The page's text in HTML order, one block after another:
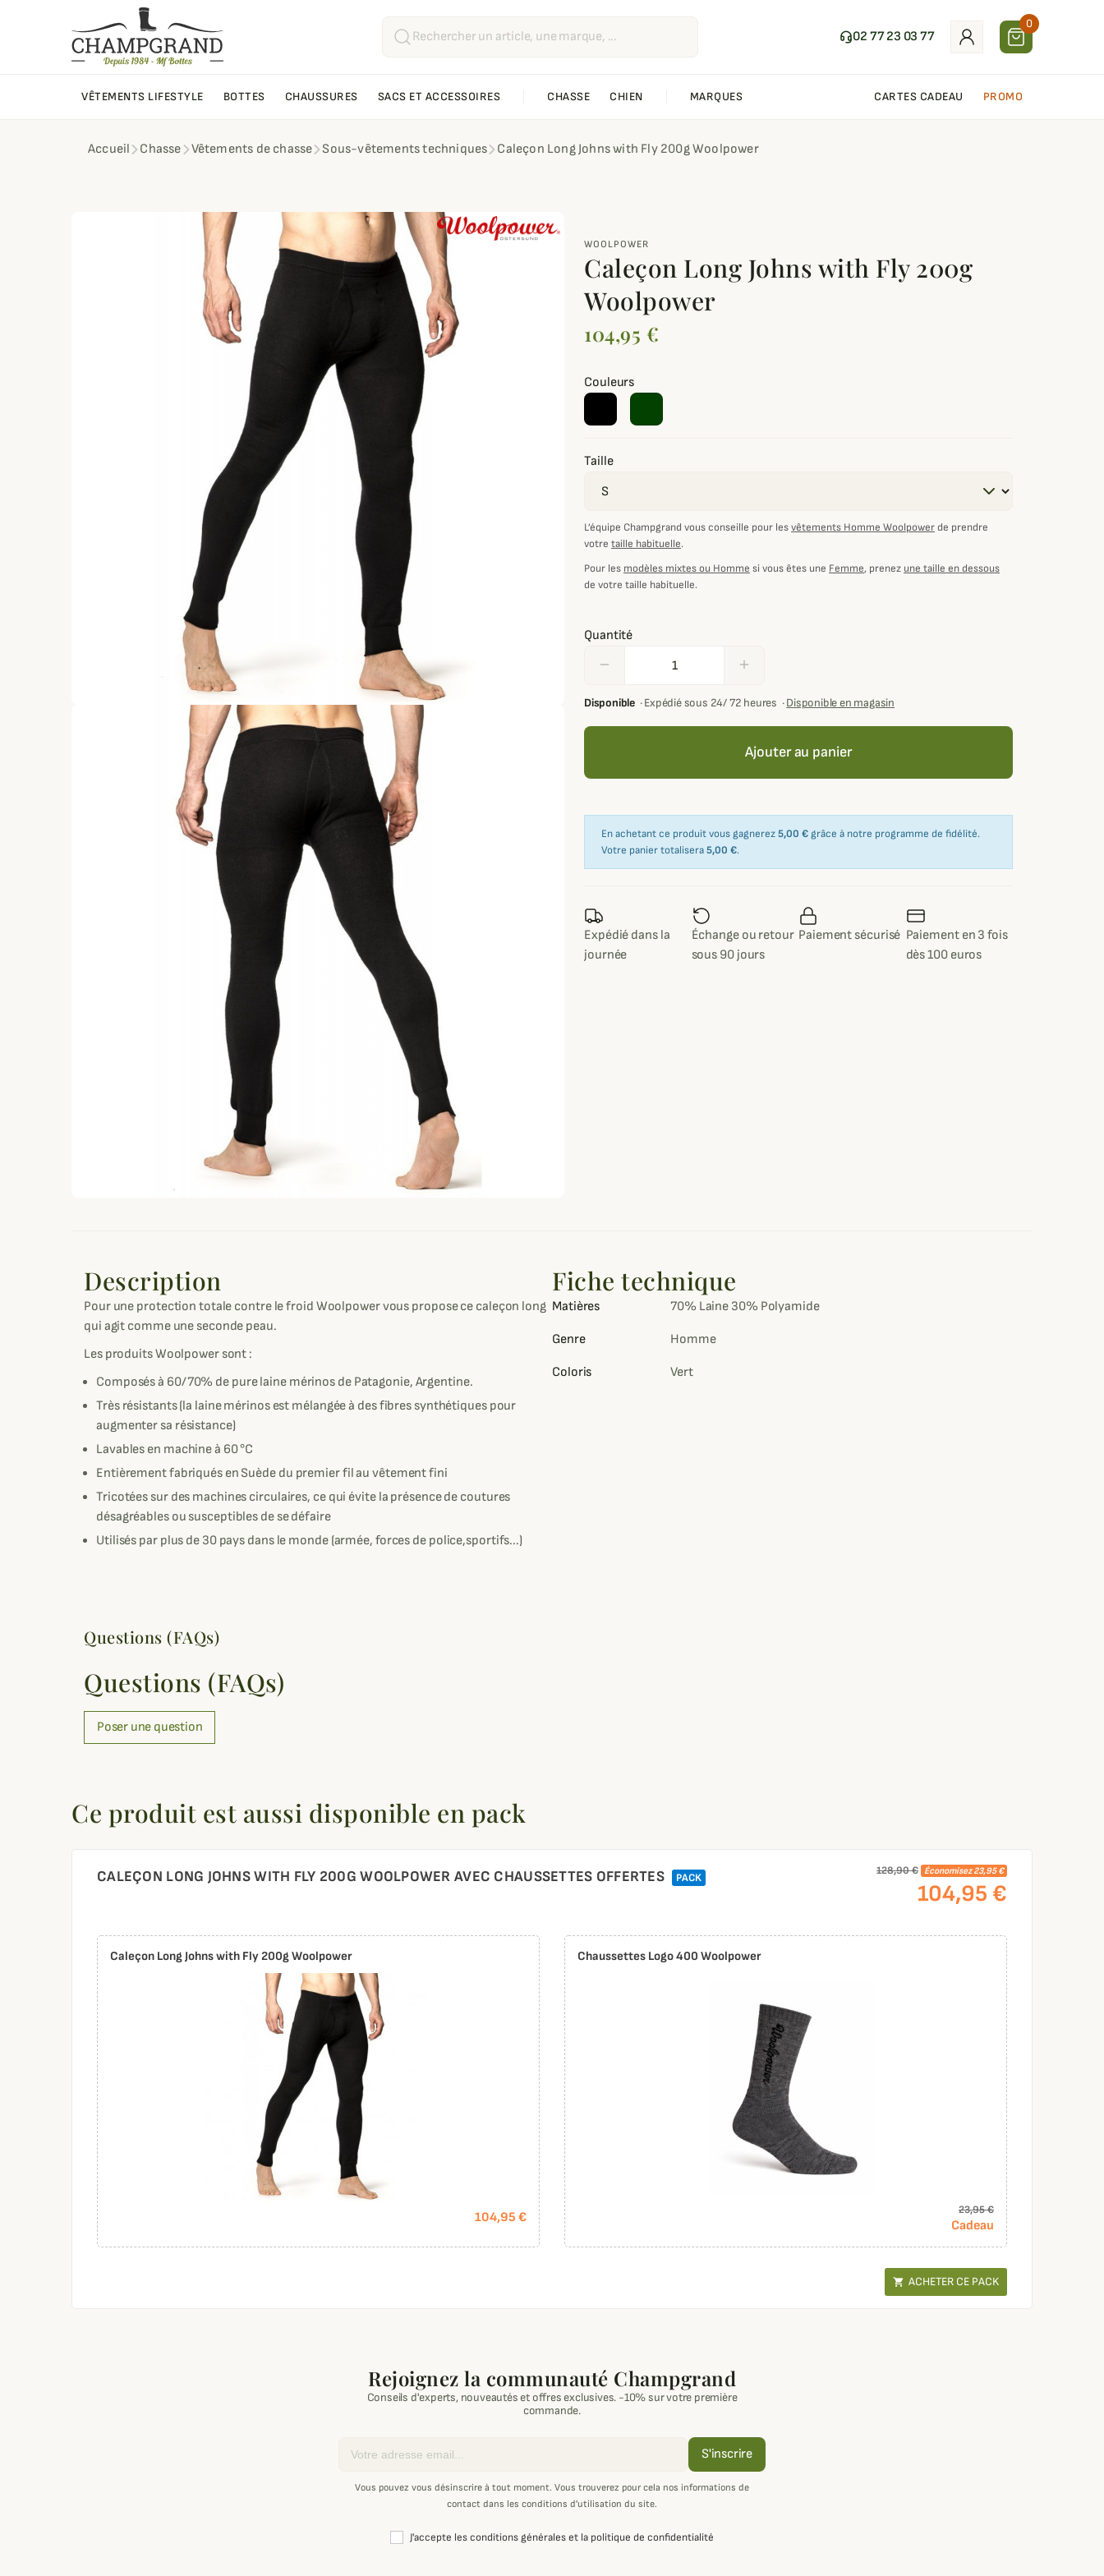
02 77 23 03 77
0
VÊTEMENTS LIFESTYLE BOTTES CHAUSSURES SACS ET ACCESSOIRES CHASSE CHIEN MARQUES CARTES CADEAU PROMO
Accueil Chasse Vêtements de chasse Sous-vêtements techniques Caleçon Long Johns with Fly 200g Woolpower
WOOLPOWER
Caleçon Long Johns with Fly 200g
Woolpower
104,95 €
Couleurs
Taille
L’équipe Champgrand vous conseille pour lesvêtements Homme Woolpowerde prendre
votre taille habituelle.
Pour les modèles mixtes ou Homme si vous êtes une Femme, prenez une taille en dessous
de votre taille habituelle.
Quantité
remove add
Disponible ·Expédié sous 24/ 72 heures ·Disponible en magasin
Ajouter au panier
En achetant ce produit vous gagnerez5,00 € grâce à notre programme de fidélité.
Votre panier totalisera5,00 €.
Expédié dans la
journée
Échange ou retour
sous 90 jours
Paiement sécurisé Paiement en 3 fois
dès 100 euros
Description
Pour une protection totale contre le froid Woolpower vous propose ce caleçon long
qui agit comme une seconde peau.
Les produits Woolpower sont :
Composés à 60/70% de pure laine mérinos de Patagonie, Argentine.
Très résistants (la laine mérinos est mélangée à des fibres synthétiques pour
augmenter sa résistance)
Lavables en machine à 60 °C
Entièrement fabriqués en Suède du premier fil au vêtement fini
Tricotées sur des machines circulaires, ce qui évite la présence de coutures
désagréables ou susceptibles de se défaire
Utilisés par plus de 30 pays dans le monde (armée, forces de police,sportifs...)
Fiche technique
Matières 70% Laine 30% Polyamide
Genre Homme
Coloris Vert
Questions (FAQs)
Questions (FAQs)
Poser une question
Ce produit est aussi disponible en pack
CALEÇON LONG JOHNS WITH FLY 200G WOOLPOWER AVEC CHAUSSETTES OFFERTES PACK
128,90 € Économisez 23,95 €
104,95 €
Caleçon Long Johns with Fly 200g Woolpower
104,95 €
Chaussettes Logo 400 Woolpower
23,95 €
Cadeau
 ACHETER CE PACK
Rejoignez la communauté Champgrand
Conseils d'experts, nouveautés et offres exclusives. -10% sur votre première
commande.
S'inscrire
Vous pouvez vous désinscrire à tout moment. Vous trouverez pour cela nos informations de
contact dans les conditions d'utilisation du site.
J'accepte les conditions générales et la politique de confidentialité